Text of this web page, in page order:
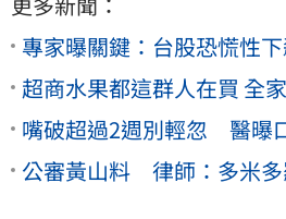
專家曝關鍵：台股恐慌性
超商水果都這群人在買 全
嘴破超過2週別輕忽 醫曝
公審黃山料 律師：多米多